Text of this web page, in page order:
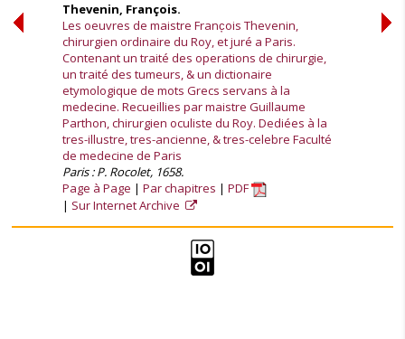
Thevenin, François.
Les oeuvres de maistre Franc̦ois Thevenin,
chirurgien ordinaire du Roy, et juré a Paris.
Contenant un traité des operations de chirurgie,
un traité des tumeurs, & un dictionaire
etymologique de mots Grecs servans à la
medecine. Recueillies par maistre Guillaume
Parthon, chirurgien oculiste du Roy. Dediées à la
tres-illustre, tres-ancienne, & tres-celebre Faculté
de medecine de Paris
Paris : P. Rocolet, 1658.
Page à Page
Par chapitres
PDF
Sur Internet Archive